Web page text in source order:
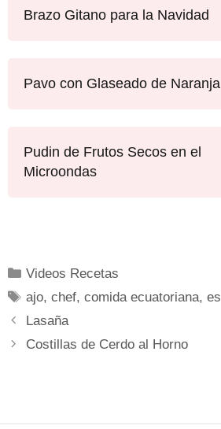
Brazo Gitano para la Navidad
Pavo con Glaseado de Naranja
Pudin de Frutos Secos en el
Microondas
Videos Recetas
ajo,chef,comida ecuatoriana,
Lasaña
Costillas de Cerdo al Horno